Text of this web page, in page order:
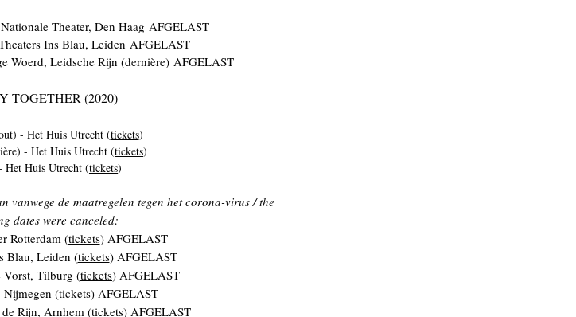
Theater, Den Haag AFGELAST
Ins Blau, Leiden AFGELAST
Woerd, Leidsche Rijn (dernière) AFGELAST
TOGETHER (2020)
- Het Huis Utrecht (tickets)
- Het Huis Utrecht (tickets)
Het Huis Utrecht (tickets)
vanwege de maatregelen tegen het corona-virus / the
dates were canceled:
Rotterdam (tickets) AFGELAST
Blau, Leiden (tickets) AFGELAST
Vorst, Tilburg (tickets) AFGELAST
(tickets) AFGELAST
Rijn, Arnhem (tickets) AFGELAST